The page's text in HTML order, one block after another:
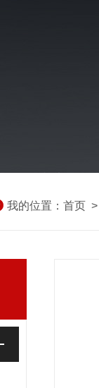
我的位置： 首页